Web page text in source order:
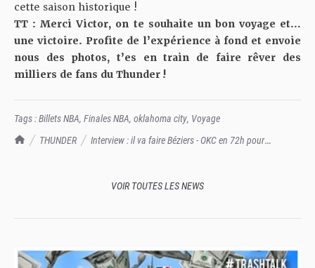
TrashTalk Actu NBA
THUNDER
Interview : il va faire Béziers - OKC en 72h pour
cette saison historique !
TT : Merci Victor, on te souhaite un bon voyage et…
une victoire. Profite de l’expérience à fond et envoie
nous des photos, t’es en train de faire rêver des
milliers de fans du Thunder !
Tags :Billets NBA, Finales NBA, oklahoma city, Voyage
VOIR TOUTES LES NEWS